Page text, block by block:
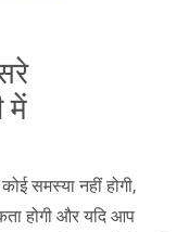
में
समस्या नहीं होगी,
होगी और यदि आप